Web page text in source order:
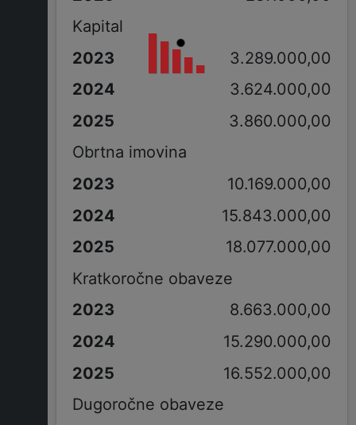
Kapital
3.289.000,00
3.624.000,00
3.860.000,00
Obrtna imovina
10.169.000,00
15.843.000,00
18.077.000,00
Kratkoročne obaveze
8.663.000,00
15.290.000,00
16.552.000,00
Dugoročne obaveze